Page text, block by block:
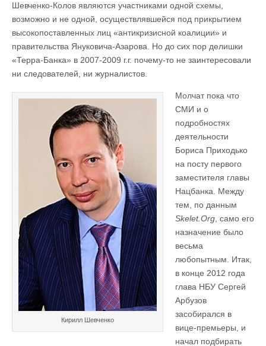
Шевченко-Колов являются участниками одной схемы,
возможно и не одной, осуществлявшейся под прикрытием
высокопоставленных лиц «антикризисной коалиции» и
правительства Януковича-Азарова. Но до сих пор делишки
«Терра-Банка» в 2007-2009 г.г. почему-то не заинтересовали
ни следователей, ни журналистов.
Кирилл Шевченко
Молчат пока что
СМИ и о
подробностях
деятельности
Бориса Приходько
на посту первого
заместителя главы
Нацбанка. Между
тем, по данным
Skelet.Org , само его
назначение было
весьма
любопытным. Итак,
в конце 2012 года
глава НБУ Сергей
Арбузов
засобирался в
вице-премьеры, и
начал подбирать